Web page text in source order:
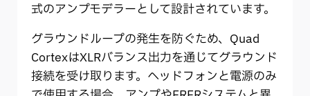
式のアンプモデラーとして設計されています。
グラウンドループの発生を防ぐため、Quad
CortexはXLRバランス出力を通じてグラウンド
接続を受け取ります。ヘッドフォンと電源のみ